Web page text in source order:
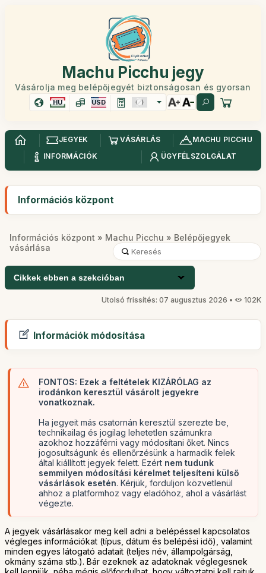
Machu Picchu jegy
Vásárolja meg belépőjegyét biztonságosan és gyorsan
HU USD
JEGYEK VÁSÁRLÁS
MACHU PICCHU
INFORMÁCIÓK
ÜGYFÉLSZOLGÁLAT
Információs központ
Információs központ » Machu Picchu » Belépőjegyek
vásárlása
Cikkek ebben a szekcióban
Utolsó frissítés: 07 augusztus 2026 • 102K
Információk módosítása
FONTOS: Ezek a feltételek KIZÁRÓLAG az
irodánkon keresztül vásárolt jegyekre
vonatkoznak.
Ha jegyeit más csatornán keresztül szerezte be,
technikailag és jogilag lehetetlen számunkra
azokhoz hozzáférni vagy módosítani őket. Nincs
jogosultságunk és ellenőrzésünk a harmadik felek
által kiállított jegyek felett. Ezért nem tudunk
semmilyen módosítási kérelmet teljesíteni külső
vásárlások esetén. Kérjük, forduljon közvetlenül
ahhoz a platformhoz vagy eladóhoz, ahol a vásárlást
végezte.
A jegyek vásárlásakor meg kell adni a belépéssel kapcsolatos
végleges információkat (típus, dátum és belépési idő), valamint
minden egyes látogató adatait (teljes név, állampolgárság,
okmány száma stb.). Bár ezeknek az adatoknak véglegesnek